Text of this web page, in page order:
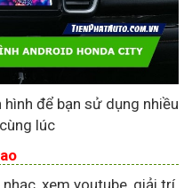
để bạn sử dụng nhiều
lúc